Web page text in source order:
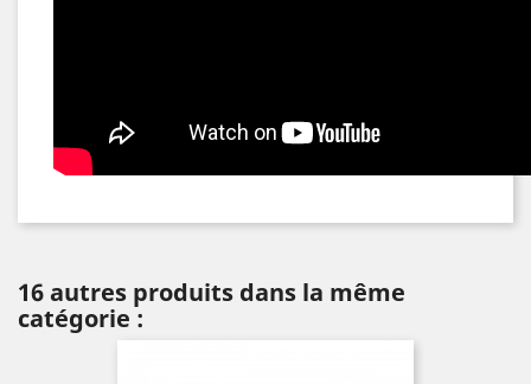
16 autres produits dans la même
catégorie :